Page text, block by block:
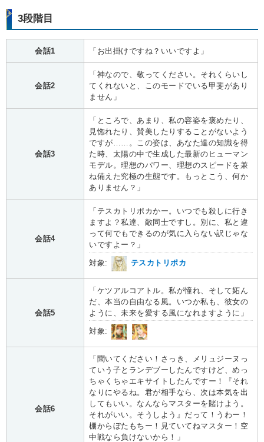
3段階目
会話1 「お出掛けですね？いいですよ」
会話2
「神なので、敬ってください。それくらいし
てくれないと、このモードでいる甲斐があり
ません」
会話3
「ところで、あまり、私の容姿を褒めたり、
見惚れたり、賛美したりすることがないよう
ですが……。この姿は、あなた達の知識を得
た時、太陽の中で生成した最新のヒューマン
モデル。理想のパワー、理想のスピードを兼
ね備えた究極の生態です。もっとこう、何か
ありません？」
会話4
「テスカトリポカかー。いつでも殺しに行き
ますよ？私達、敵同士ですし。別に、私と違
って何でもできるのが気に入らない訳じゃな
いですよー？」
対象: テスカトリポカ
会話5
「ケツアルコアトル。私が憧れ、そして妬ん
だ、本当の自由なる風。いつか私も、彼女の
ように、未来を愛する風になれますように」
対象:
会話6
「聞いてください！さっき、メリュジーヌっ
ていう子とランデブーしたんですけど、めっ
ちゃくちゃエキサイトしたんですー！『それ
なりにやるね。君が相手なら、次は本気を出
してもいい。なんならマスターを賭けよう。
それがいい。そうしよう』だって！うわー！
棚からぼたもちー！見ていてねマスター！空
中戦なら負けないから！」